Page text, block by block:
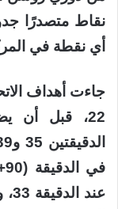
نقاط متصدرًا
أي نقطة في
جاءت أهداف
22، قبل أن